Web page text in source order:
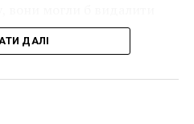
маленькая танцовщица
до чверті мільйона
ДАЛІ